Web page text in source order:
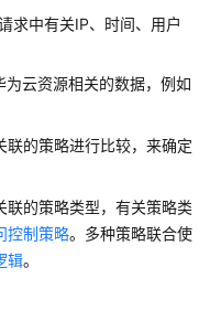
求中有关IP、时间、用户
云资源相关的数据，例如
的策略进行比较，来确定
联的策略类型，有关策略类
控制策略。多种策略联合使
辑。